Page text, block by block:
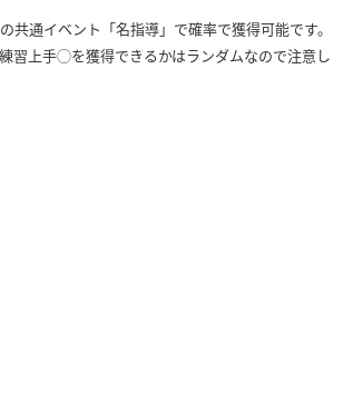
共通イベント「名指導」で確率で獲得可能です。
習上手◯を獲得できるかはランダムなので注意し